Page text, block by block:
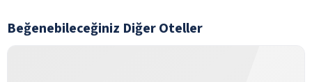
Beğenebileceğiniz Diğer Oteller